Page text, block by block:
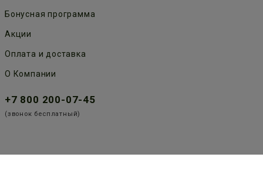
Бонусная программа
Акции
Оплата и доставка
О Компании
+7 800 200-07-45
(звонок бесплатный)